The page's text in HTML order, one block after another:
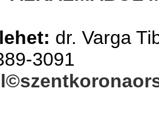
dr. Varga
3091